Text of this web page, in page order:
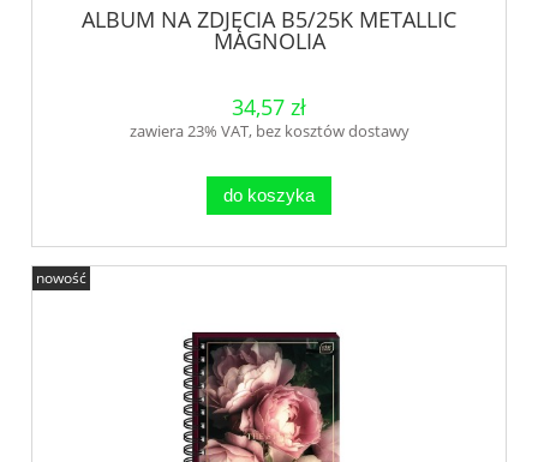
ALBUM NA ZDJĘCIA B5/25K METALLIC
MAGNOLIA
34,57 zł
zawiera 23% VAT, bez kosztów dostawy
do koszyka
nowość